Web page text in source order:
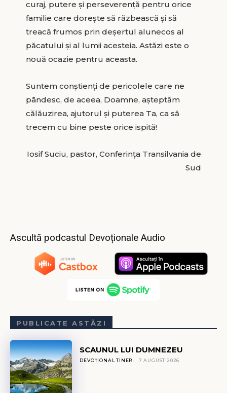
curaj, putere şi perseverenţă pentru orice
familie care doreşte să răzbească şi să
treacă frumos prin deşertul alunecos al
păcatului şi al lumii acesteia. Astăzi este o
nouă ocazie pentru aceasta.
Suntem conştienţi de pericolele care ne
pândesc, de aceea, Doamne, aşteptăm
călăuzirea, ajutorul şi puterea Ta, ca să
trecem cu bine peste orice ispită!
Iosif Suciu, pastor, Conferința Transilvania de
Sud
Ascultă podcastul Devoționale Audio
PUBLICATE ASTĂZI
SCAUNUL LUI DUMNEZEU
DEVOȚIONAL TINERI 7 AUGUST 2026